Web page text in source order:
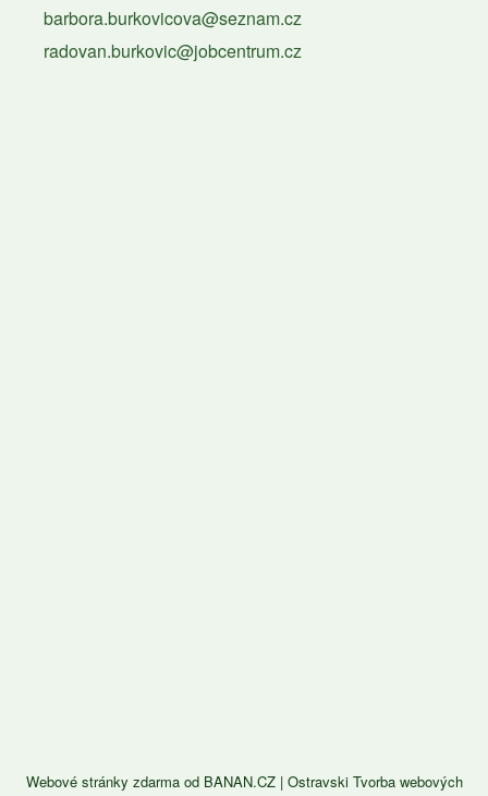
barbora.burkovicova@seznam.cz
radovan.burkovic@jobcentrum.cz
Webové stránky zdarmaod BANAN.CZ| Ostravski Tvorba webových